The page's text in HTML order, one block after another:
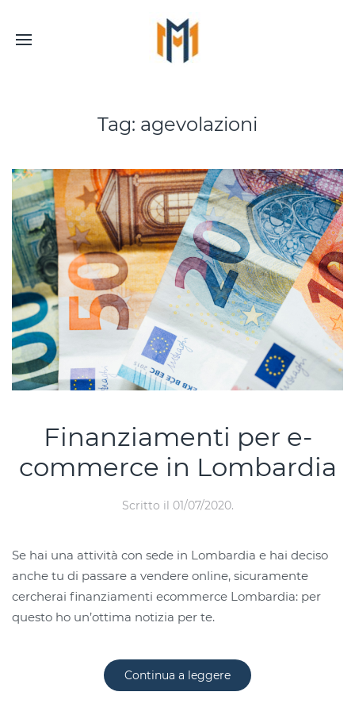
Tag: agevolazioni
Finanziamenti per e-
commerce in Lombardia
Scritto il 01/07/2020.
Se hai una attività con sede in Lombardia e hai deciso
anche tu di passare a vendere online, sicuramente
cercherai finanziamenti ecommerce Lombardia: per
questo ho un’ottima notizia per te.
Continua a leggere